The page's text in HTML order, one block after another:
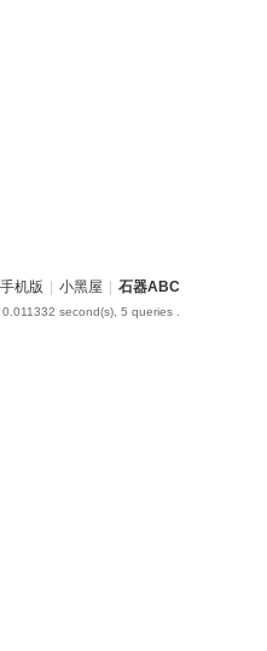
手机版 | 小黑屋 | 石器ABC
second(s), 5 queries .